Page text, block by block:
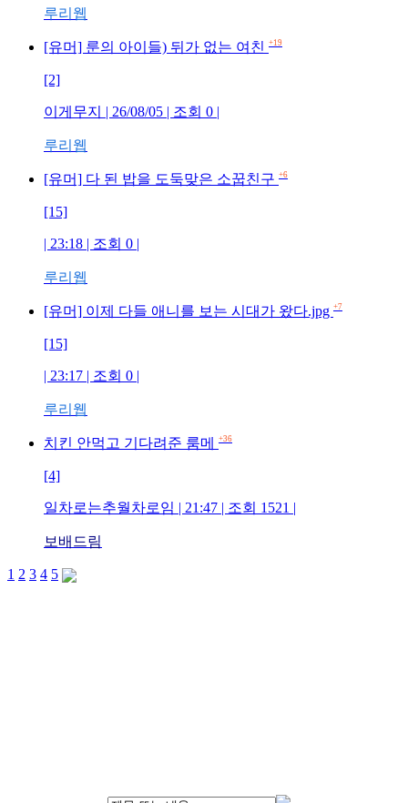
루리웹
[유머] 룬의 아이들) 뒤가 없는 여친 +19
[2]
이게무지 | 26/08/05 | 조회 0 |
루리웹
[유머] 다 된 밥을 도둑맞은 소꿉친구 +6
[15]
| 23:18 | 조회 0 |
루리웹
[유머] 이제 다들 애니를 보는 시대가 왔다.jpg +7
[15]
| 23:17 | 조회 0 |
루리웹
치킨 안먹고 기다려준 룸메 +36
[4]
일차로는추월차로임 | 21:47 | 조회 1521 |
보배드림
1 2 3 4 5